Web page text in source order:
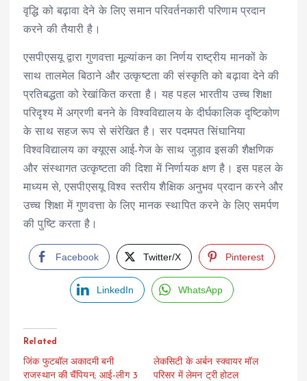
वृद्धि को बढ़ावा देने के लिए समान परिवर्तनकारी परिणाम प्रदान
करने की तैयारी है।
एसपीएसयू द्वारा गुणवत्ता मूल्यांकन का निर्णय राष्ट्रीय मानकों के
साथ तालमेल बिठाने और उत्कृष्टता की संस्कृति को बढ़ावा देने की
प्रतिबद्धता को रेखांकित करता है। यह पहल भारतीय उच्च शिक्षा
परिदृश्य में अग्रणी बनने के विश्वविद्यालय के दीर्घकालिक दृष्टिकोण
के साथ सहज रूप से संरेखित है। सर पदमपत सिंघानिया
विश्वविद्यालय का क्यूएस आई-गेज के साथ जुड़ाव इसकी शैक्षणिक
और संस्थागत उत्कृष्टता की दिशा में निर्णायक क्षण है। इस पहल के
माध्यम से, एसपीएसयू विश्व स्तरीय शैक्षिक अनुभव प्रदान करने और
उच्च शिक्षा में गुणवत्ता के लिए मानक स्थापित करने के लिए समर्पण
की पुष्टि करता है।
Facebook Twitter/X Pinterest
LinkedIn WhatsApp
Related
जिंक फुटबॉल अकादमी बनी
राजस्थान की चैंपियन; आई-लीग 3
लेकसिटी के अर्बन स्क्वायर मॉल
परिसर में लेमन ट्री होटल